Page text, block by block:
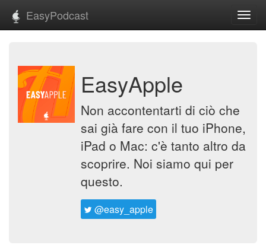
EasyPodcast
EasyApple
Non accontentarti di ciò che
sai già fare con il tuo iPhone,
iPad o Mac: c'è tanto altro da
scoprire. Noi siamo qui per
questo.
@easy_apple